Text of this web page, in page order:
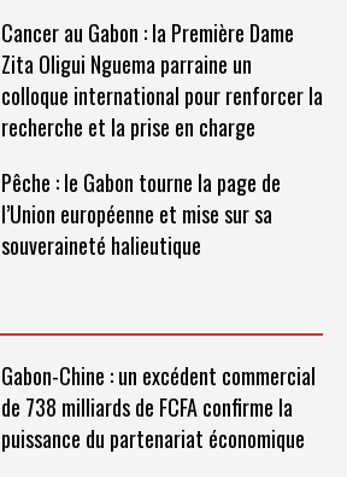
Cancer au Gabon : la Première Dame
Zita Oligui Nguema parraine un
colloque international pour renforcer la
recherche et la prise en charge
Pêche : le Gabon tourne la page de
l’Union européenne et mise sur sa
souveraineté halieutique
Gabon-Chine : un excédent commercial
de 738 milliards de FCFA confirme la
puissance du partenariat économique